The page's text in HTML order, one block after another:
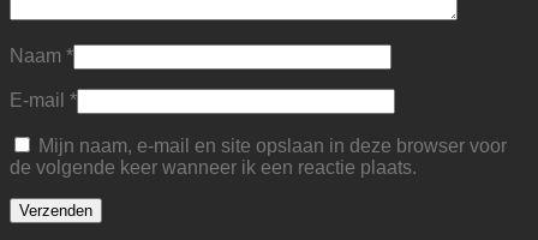
Naam *
E-mail *
Mijn naam, e-mail en site opslaan in deze browser voor
de volgende keer wanneer ik een reactie plaats.